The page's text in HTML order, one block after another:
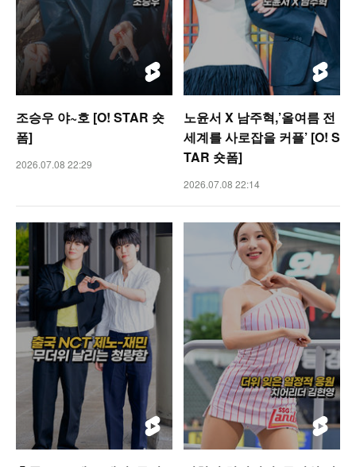
조승우 야~호 [O! STAR 숏
폼]
2026.07.08 22:29
노윤서 X 남주혁,’올여름 전
세계를 사로잡을 커플’ [O! S
TAR 숏폼]
2026.07.08 22:14